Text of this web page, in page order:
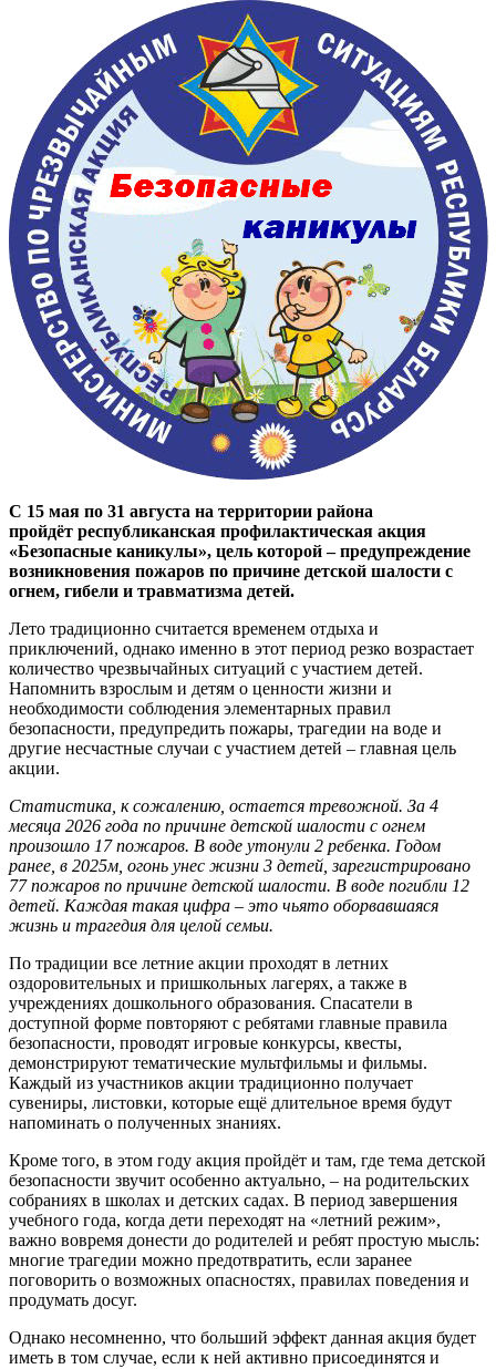
С 15 мая по 31 августа на территории района
пройдёт республиканская профилактическая акция
«Безопасные каникулы», цель которой – предупреждение
возникновения пожаров по причине детской шалости с
огнем, гибели и травматизма детей.
Лето традиционно считается временем отдыха и
приключений, однако именно в этот период резко возрастает
количество чрезвычайных ситуаций с участием детей.
Напомнить взрослым и детям о ценности жизни и
необходимости соблюдения элементарных правил
безопасности, предупредить пожары, трагедии на воде и
другие несчастные случаи с участием детей – главная цель
акции.
Статистика, к сожалению, остается тревожной. За 4
месяца 2026 года по причине детской шалости с огнем
произошло 17 пожаров. В воде утонули 2 ребенка. Годом
ранее, в 2025м, огонь унес жизни 3 детей, зарегистрировано
77 пожаров по причине детской шалости. В воде погибли 12
детей. Каждая такая цифра – это чьято оборвавшаяся
жизнь и трагедия для целой семьи.
По традиции все летние акции проходят в летних
оздоровительных и пришкольных лагерях, а также в
учреждениях дошкольного образования. Спасатели в
доступной форме повторяют с ребятами главные правила
безопасности, проводят игровые конкурсы, квесты,
демонстрируют тематические мультфильмы и фильмы.
Каждый из участников акции традиционно получает
сувениры, листовки, которые ещё длительное время будут
напоминать о полученных знаниях.
Кроме того, в этом году акция пройдёт и там, где тема детской
безопасности звучит особенно актуально, – на родительских
собраниях в школах и детских садах. В период завершения
учебного года, когда дети переходят на «летний режим»,
важно вовремя донести до родителей и ребят простую мысль:
многие трагедии можно предотвратить, если заранее
поговорить о возможных опасностях, правилах поведения и
продумать досуг.
Однако несомненно, что больший эффект данная акция будет
иметь в том случае, если к ней активно присоединятся и